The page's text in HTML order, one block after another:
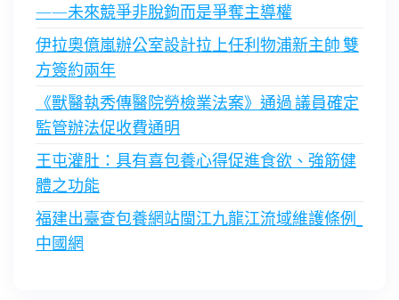
——未來競爭非脫鉤而是爭奪主導權
伊拉奧億嵐辦公室設計拉上任利物浦新主帥 雙
方簽約兩年
《獸醫執秀傳醫院勞檢業法案》通過 議員確定
監管辦法促收費通明
王屯灌肚：具有喜包養心得促進食欲、強筋健
體之功能
福建出臺查包養網站閩江九龍江流域維護條例_
中國網